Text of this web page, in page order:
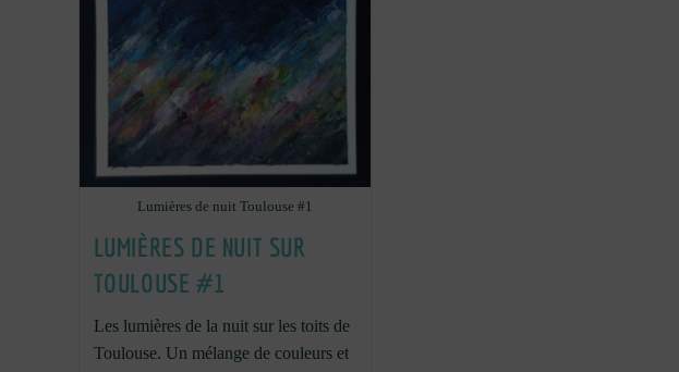
Lumières de nuit Toulouse #1
LUMIÈRES DE NUIT SUR
TOULOUSE #1
Les lumières de la nuit sur les toits de
Toulouse. Un mélange de couleurs et